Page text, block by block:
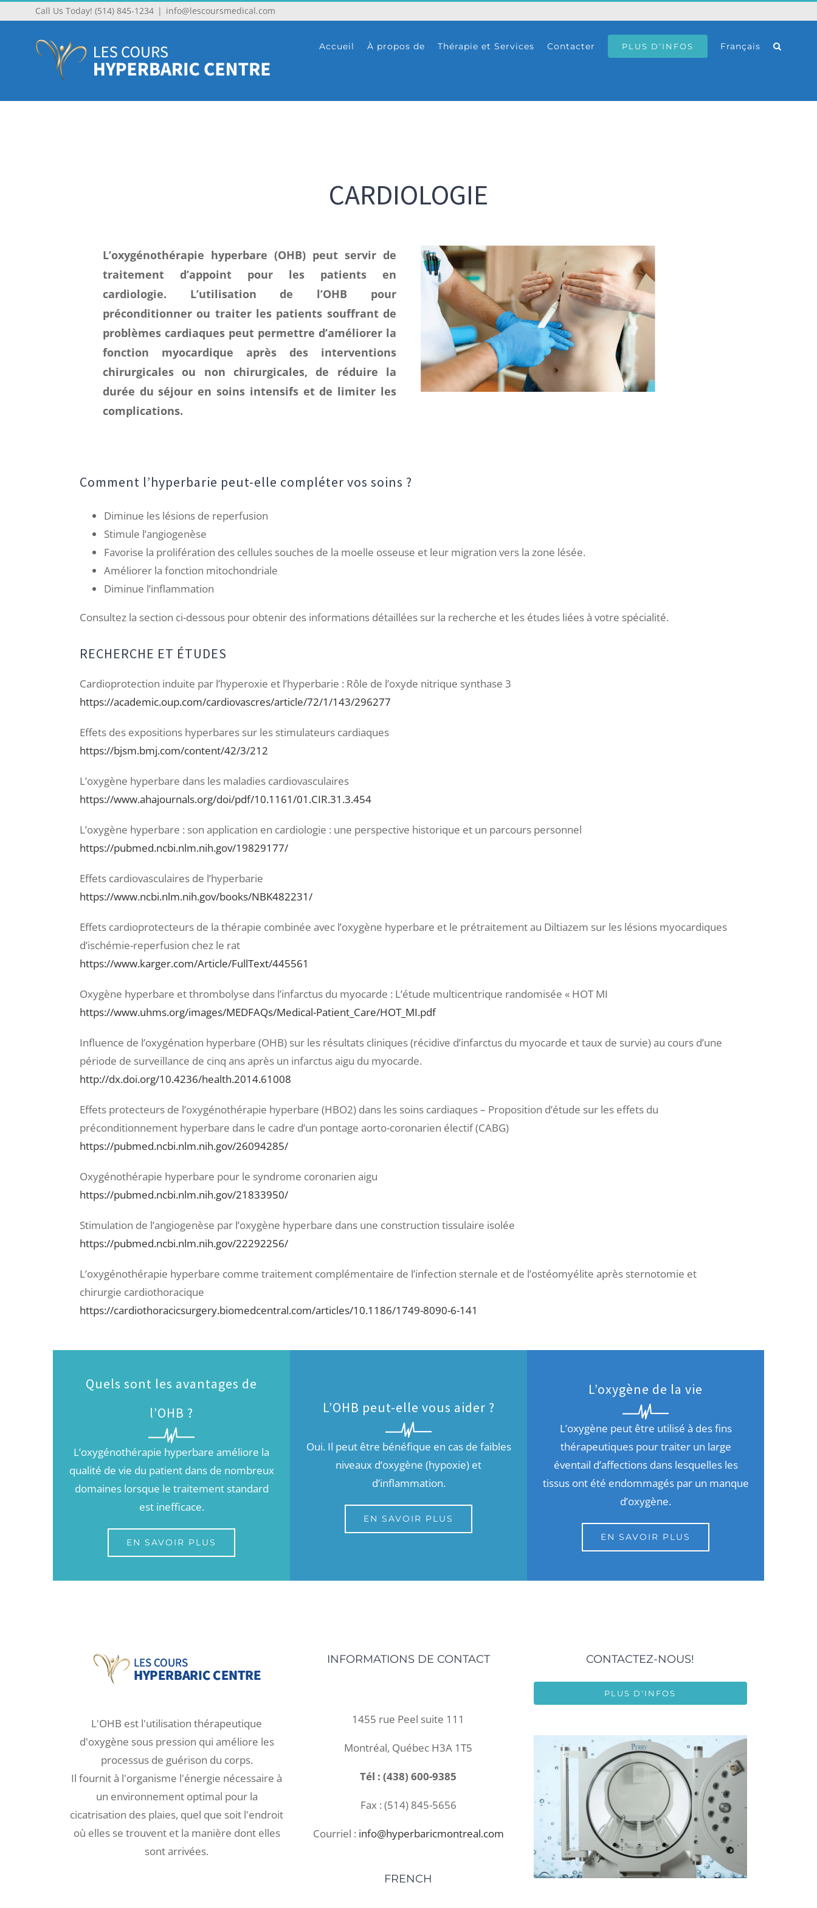
Call Us Today! (514) 845-1234 | info@lescoursmedical.com
Accueil À propos de Thérapie et Services Contacter PLUS D’INFOS Français
CARDIOLOGIE
L’oxygénothérapie hyperbare (OHB) peut servir de
traitement d’appoint pour les patients en
cardiologie. L’utilisation de l’OHB pour
préconditionner ou traiter les patients souffrant de
problèmes cardiaques peut permettre d’améliorer la
fonction myocardique après des interventions
chirurgicales ou non chirurgicales, de réduire la
durée du séjour en soins intensifs et de limiter les
complications.
Comment l’hyperbarie peut-elle compléter vos soins ?
Diminue les lésions de reperfusion
Stimule l’angiogenèse
Favorise la prolifération des cellules souches de la moelle osseuse et leur migration vers la zone lésée.
Améliorer la fonction mitochondriale
Diminue l’inflammation
Consultez la section ci-dessous pour obtenir des informations détaillées sur la recherche et les études liées à votre spécialité.
RECHERCHE ET ÉTUDES
Cardioprotection induite par l’hyperoxie et l’hyperbarie : Rôle de l’oxyde nitrique synthase 3
https://academic.oup.com/cardiovascres/article/72/1/143/296277
Effets des expositions hyperbares sur les stimulateurs cardiaques
https://bjsm.bmj.com/content/42/3/212
L’oxygène hyperbare dans les maladies cardiovasculaires
https://www.ahajournals.org/doi/pdf/10.1161/01.CIR.31.3.454
L’oxygène hyperbare : son application en cardiologie : une perspective historique et un parcours personnel
https://pubmed.ncbi.nlm.nih.gov/19829177/
Effets cardiovasculaires de l’hyperbarie
https://www.ncbi.nlm.nih.gov/books/NBK482231/
Effets cardioprotecteurs de la thérapie combinée avec l’oxygène hyperbare et le prétraitement au Diltiazem sur les lésions myocardiques
d’ischémie-reperfusion chez le rat
https://www.karger.com/Article/FullText/445561
Oxygène hyperbare et thrombolyse dans l’infarctus du myocarde : L’étude multicentrique randomisée « HOT MI
https://www.uhms.org/images/MEDFAQs/Medical-Patient_Care/HOT_MI.pdf
Influence de l’oxygénation hyperbare (OHB) sur les résultats cliniques (récidive d’infarctus du myocarde et taux de survie) au cours d’une
période de surveillance de cinq ans après un infarctus aigu du myocarde.
http://dx.doi.org/10.4236/health.2014.61008
Effets protecteurs de l’oxygénothérapie hyperbare (HBO2) dans les soins cardiaques – Proposition d’étude sur les effets du
préconditionnement hyperbare dans le cadre d’un pontage aorto-coronarien électif (CABG)
https://pubmed.ncbi.nlm.nih.gov/26094285/
Oxygénothérapie hyperbare pour le syndrome coronarien aigu
https://pubmed.ncbi.nlm.nih.gov/21833950/
Stimulation de l’angiogenèse par l’oxygène hyperbare dans une construction tissulaire isolée
https://pubmed.ncbi.nlm.nih.gov/22292256/
L’oxygénothérapie hyperbare comme traitement complémentaire de l’infection sternale et de l’ostéomyélite après sternotomie et
chirurgie cardiothoracique
https://cardiothoracicsurgery.biomedcentral.com/articles/10.1186/1749-8090-6-141
Quels sont les avantages de
l’OHB ?
L’oxygénothérapie hyperbare améliore la
qualité de vie du patient dans de nombreux
domaines lorsque le traitement standard
est inefficace.
EN SAVOIR PLUS
L’OHB peut-elle vous aider ?
Oui. Il peut être bénéfique en cas de faibles
niveaux d’oxygène (hypoxie) et
d’inflammation.
EN SAVOIR PLUS
L’oxygène de la vie
L’oxygène peut être utilisé à des fins
thérapeutiques pour traiter un large
éventail d’affections dans lesquelles les
tissus ont été endommagés par un manque
d’oxygène.
EN SAVOIR PLUS
L'OHB est l'utilisation thérapeutique
d'oxygène sous pression qui améliore les
processus de guérison du corps.
Il fournit à l'organisme l'énergie nécessaire à
un environnement optimal pour la
cicatrisation des plaies, quel que soit l'endroit
où elles se trouvent et la manière dont elles
sont arrivées.
INFORMATIONS DE CONTACT
1455 rue Peel suite 111
Montréal, Québec H3A 1T5
Tél : (438) 600-9385
Fax : (514) 845-5656
Courriel : info@hyperbaricmontreal.com
FRENCH
CONTACTEZ-NOUS!
PLUS D'INFOS